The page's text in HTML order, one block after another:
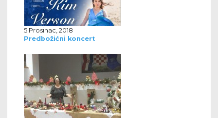
5 Prosinac, 2018
Predbožićni koncert